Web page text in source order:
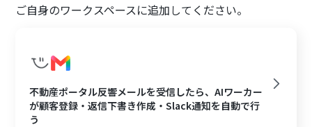
ご自身のワークスペースに追加してください。
不動産ポータル反響メールを受信したら、AIワーカー
が顧客登録・返信下書き作成・Slack通知を自動で行
う